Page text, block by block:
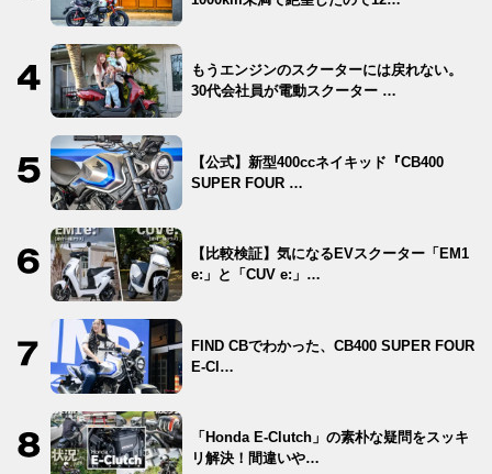
もうエンジンのスクーターには戻れない。
30代会社員が電動スクーター …
【公式】新型400ccネイキッド『CB400
SUPER FOUR …
【比較検証】気になるEVスクーター「EM1
e:」と「CUV e:」…
FIND CBでわかった、CB400 SUPER FOUR
E-Cl…
「Honda E-Clutch」の素朴な疑問をスッキ
リ解決！間違いや…